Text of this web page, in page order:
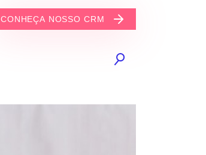
CONHEÇA NOSSO CRM